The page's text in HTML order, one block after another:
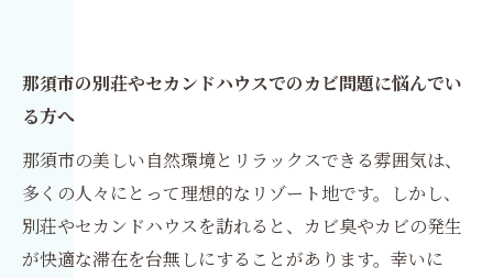
那須市の別荘やセカンドハウスでのカビ問題に悩んでい
る方へ
那須市の美しい自然環境とリラックスできる雰囲気は、
多くの人々にとって理想的なリゾート地です。しかし、
別荘やセカンドハウスを訪れると、カビ臭やカビの発生
が快適な滞在を台無しにすることがあります。幸いに